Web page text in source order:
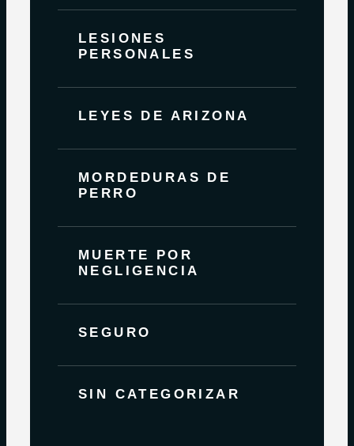
LESIONES
PERSONALES
LEYES DE ARIZONA
MORDEDURAS DE
PERRO
MUERTE POR
NEGLIGENCIA
SEGURO
SIN CATEGORIZAR